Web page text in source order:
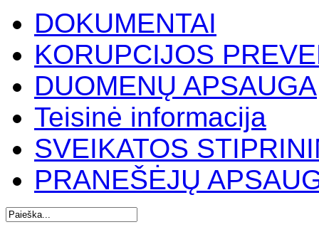
DOKUMENTAI
KORUPCIJOS
DUOMENŲ APSAUGA
Teisinė informacija
SVEIKATOS
PRANEŠĖJŲ